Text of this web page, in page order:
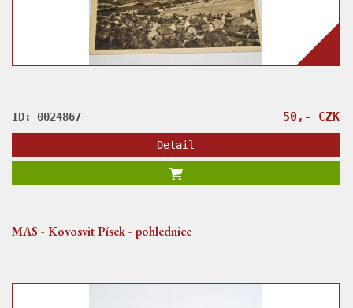
ID: 0024867 50,- CZK
Detail
MAS - Kovosvit Písek - pohlednice